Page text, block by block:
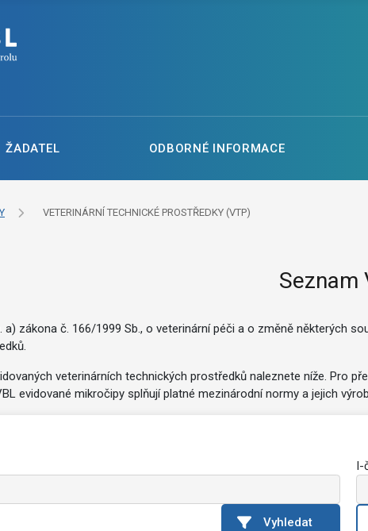
ŽADATEL ODBORNÉ INFORMACE
VETERINÁRNÍ TECHNICKÉ PROSTŘEDKY (VTP)
Seznam
a) zákona č. 166/1999 Sb., o veterinární péči a o změně některých
veterinárních technických prostředků naleznete níže. Pro
evidované mikročipy splňují platné mezinárodní normy a jejich
I-
Vyhledat